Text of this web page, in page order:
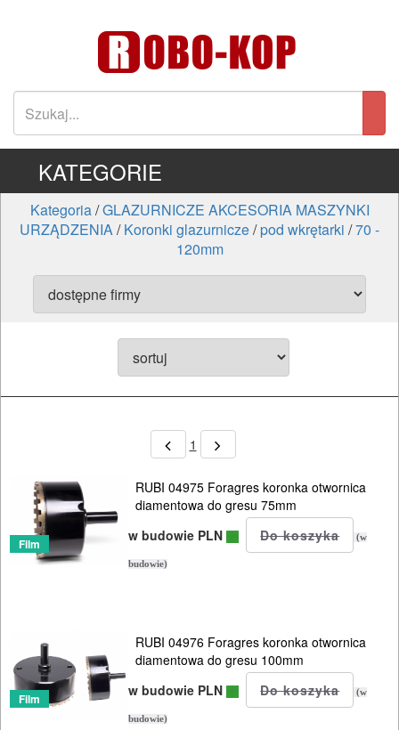
ELEKTRONARZĘDZIA
ELEKTRONARZĘDZIA
AKUMULATOROWE
OSPRZĘT
DO
ELEKTRONARZĘDZI
MAGAZYNOWANIE
KATEGORIE
Kategoria/GLAZURNICZE AKCESORIA MASZYNKI
URZĄDZENIA/Koronki glazurnicze/pod wkrętarki /70 -
120mm
1
Film
RUBI 04975 Foragres koronka otwornica
diamentowa do gresu 75mm
w budowie PLN
(w
budowie)
Film
RUBI 04976 Foragres koronka otwornica
diamentowa do gresu 100mm
w budowie PLN
(w
budowie)